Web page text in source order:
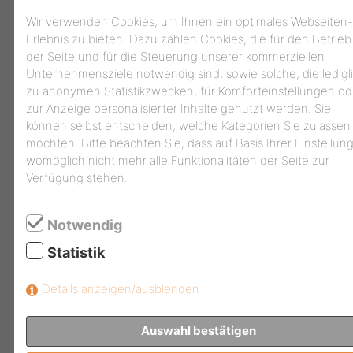
UDINE V4
Die Nuten verlaufen von rechts vorne nach
Wir verwenden Cookies, um Ihnen ein optimales Webseiten-
Erlebnis zu bieten. Dazu zählen Cookies, die für den Betrieb
der Seite und für die Steuerung unserer kommerziellen
Unternehmensziele notwendig sind, sowie solche, die
zu anonymen Statistikzwecken, für Komforteinstellungen
zur Anzeige personalisierter Inhalte genutzt werden. Sie
können selbst entscheiden, welche Kategorien Sie zulassen
möchten. Bitte beachten Sie, dass auf Basis Ihrer
womöglich nicht mehr alle Funktionalitäten der Seite zur
Verfügung stehen.
Notwendig
Statistik
Details anzeigen/ausblenden
Auswahl bestätigen